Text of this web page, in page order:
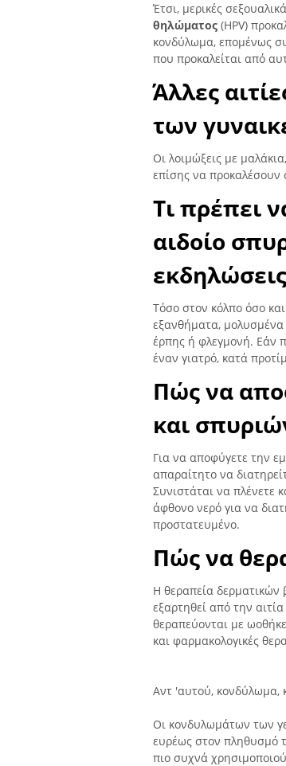
Έτσι, μερικές
θηλώματος (HPV)
κονδύλωμα, επομένως
που προκαλείται από
Άλλες
των
Οι λοιμώξεις με
επίσης να προκαλέσουν
Τι πρέπει
αιδοίο
Τόσο στον κόλπο όσο
εξανθήματα,
έρπης ή φλεγμονή. Εάν
έναν γιατρό, κατά
Πώς να
και
Για να αποφύγετε την
απαραίτητο να
Συνιστάται να πλένετε
άφθονο νερό για να
προστατευμένο.
Πώς να
Η θεραπεία δερματικών
εξαρτηθεί από την
θεραπεύονται με
και φαρμακολογικές
Αντ 'αυτού, κονδύλωμα,
Οι κονδυλωμάτων των
ευρέως στον πληθυσμό
πιο συχνά